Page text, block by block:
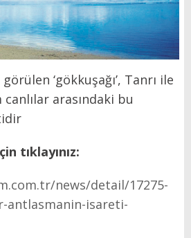
‘gökkuşağı’, Tanrı ile
arasındaki bu
tıklayınız:
news/detail/17275-
antlasmanin-isareti-